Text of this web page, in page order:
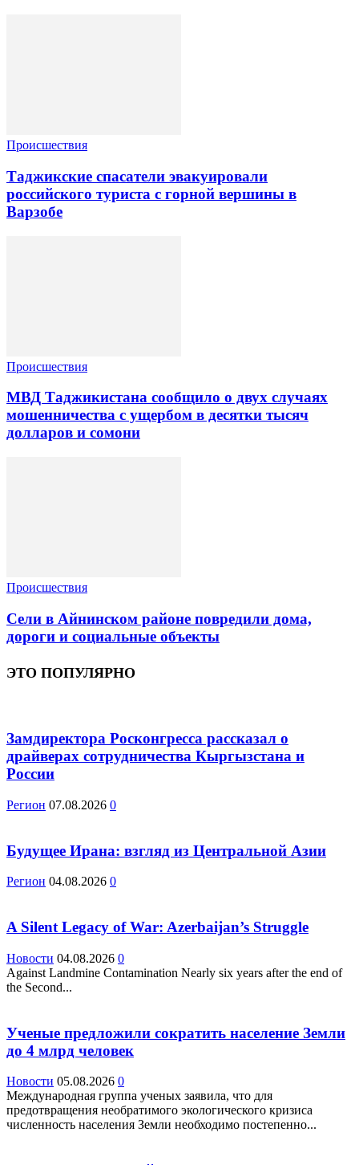
Происшествия
Таджикские спасатели эвакуировали
российского туриста с горной вершины в
Варзобе
Происшествия
МВД Таджикистана сообщило о двух случаях
мошенничества с ущербом в десятки тысяч
долларов и сомони
Происшествия
Сели в Айнинском районе повредили дома,
дороги и социальные объекты
ЭТО ПОПУЛЯРНО
Замдиректора Росконгресса рассказал о
драйверах сотрудничества Кыргызстана и
России
Регион 07.08.2026 0
Будущее Ирана: взгляд из Центральной Азии
Регион 04.08.2026 0
A Silent Legacy of War: Azerbaijan’s Struggle
Новости 04.08.2026 0
Against Landmine Contamination Nearly six years after the end of
the Second...
Ученые предложили сократить население Земли
до 4 млрд человек
Новости 05.08.2026 0
Международная группа ученых заявила, что для
предотвращения необратимого экологического кризиса
численность населения Земли необходимо постепенно...